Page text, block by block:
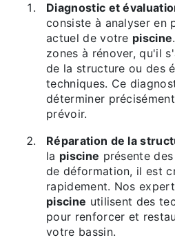
Diagnostic et
consiste à analyser en
actuel de votre piscine
zones à rénover, qu'il
de la structure ou des
techniques. Ce
déterminer
prévoir.
Réparation de la
la piscine présente
de déformation, il est
rapidement. Nos
piscine utilisent des
pour renforcer et
votre bassin.